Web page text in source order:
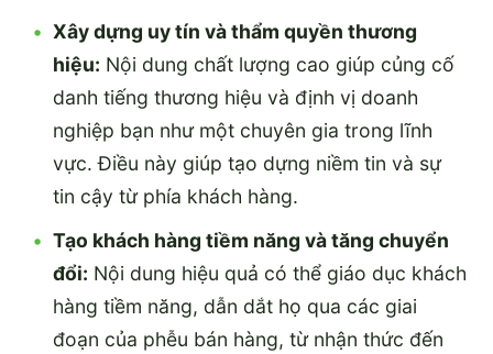
Xây dựng uy tín và thẩm quyền thương
hiệu: Nội dung chất lượng cao giúp củng cố
danh tiếng thương hiệu và định vị doanh
nghiệp bạn như một chuyên gia trong lĩnh
vực. Điều này giúp tạo dựng niềm tin và sự
tin cậy từ phía khách hàng.
Tạo khách hàng tiềm năng và tăng chuyển
đổi: Nội dung hiệu quả có thể giáo dục khách
hàng tiềm năng, dẫn dắt họ qua các giai
đoạn của phễu bán hàng, từ nhận thức đến